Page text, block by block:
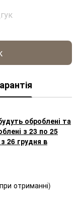
оброблені та
з 23 по 25
26 грудня в
отриманні)